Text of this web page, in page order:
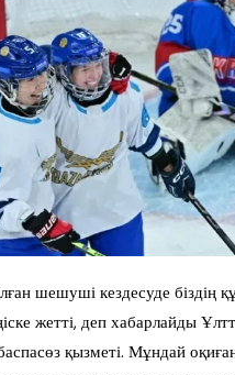
шешуші кездесуде біздің
жетті, деп хабарлайды
қызметі. Мұндай